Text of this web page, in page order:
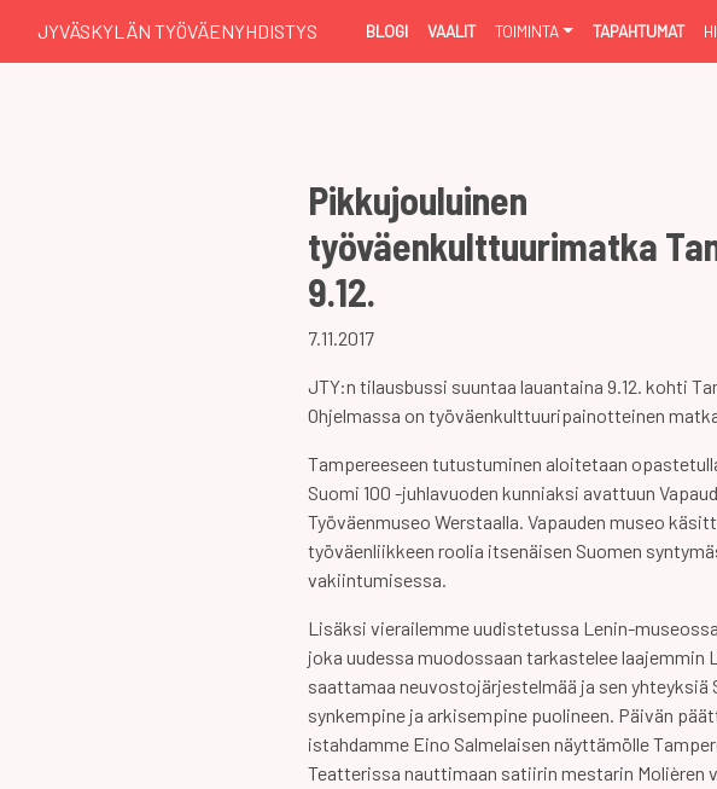
JYVÄSKYLÄN TYÖVÄENYHDISTYS BLOGI VAALIT TOIMINTA TAPAHTUMAT
Pikkujouluinen
työväenkulttuurimatka
9.12.
7.11.2017
JTY:n tilausbussi suuntaa lauantaina 9.12. kohti
Ohjelmassa on työväenkulttuuripainotteinen
Tampereeseen tutustuminen aloitetaan
Suomi 100 -juhlavuoden kunniaksi avattuun
Työväenmuseo Werstaalla. Vapauden museo
työväenliikkeen roolia itsenäisen Suomen
vakiintumisessa.
Lisäksi vierailemme uudistetussa Lenin-
joka uudessa muodossaan tarkastelee laajemmin
saattamaa neuvostojärjestelmää ja sen yhteyksiä
synkempine ja arkisempine puolineen. Päivän
istahdamme Eino Salmelaisen näyttämölle
Teatterissa nauttimaan satiirin mestarin Molièren